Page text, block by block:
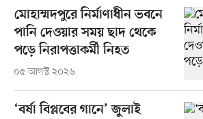
মোহাম্মদপুরে নির্মাণাধীন ভবনে
পানি দেওয়ার সময় ছাদ থেকে
পড়ে নিরাপত্তাকর্মী নিহত
০৫ আগস্ট ২০২৬
‘বর্ষা বিপ্লবের গানে’ জুলাই